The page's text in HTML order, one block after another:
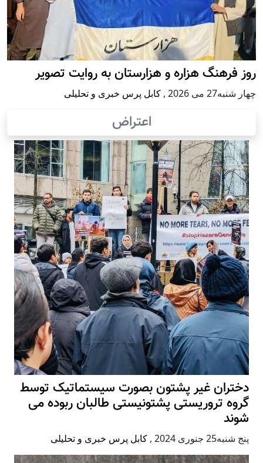
روز فرهنگ هزاره و هزارستان به روایت تصویر
چهار شنبه27 می 2026 , کابل پرس خبری و تحلیلی
اعتراض
دختران غیر پشتون بصورت سیستماتیک توسط
گروه تروریستی پشتونیستی طالبان ربوده می
شوند
پنج شنبه25 جنوری 2024 , کابل پرس خبری و تحلیلی